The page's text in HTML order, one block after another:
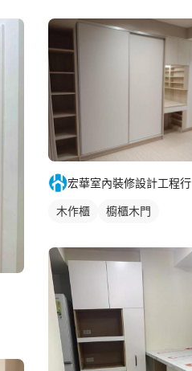
宏華室內裝修設計工程行
木作櫃 櫥櫃木門